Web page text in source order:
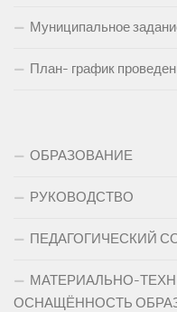
Муниципальное
План- график
ОБРАЗОВАНИЕ
РУКОВОДСТВО
ПЕДАГОГИЧЕСКИЙ
МАТЕРИАЛЬНО-
ОСНАЩЁННОСТЬ